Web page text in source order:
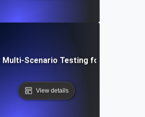
Multi-Scenario Testing for Seamless
View details